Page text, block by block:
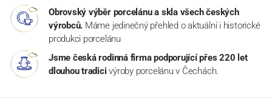
Obrovský výběr porcelánu a skla všech českých
výrobců. Máme jedinečný přehled o aktuální i historické
produkci porcelánu
Jsme česká rodinná firma podporující přes 220 let
dlouhou tradici výroby porcelánu v Čechách.